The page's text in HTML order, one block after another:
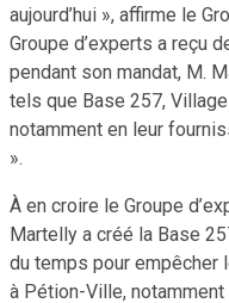
aujourd’hui », affirme le
Groupe d’experts a reçu
pendant son mandat, M.
tels que Base 257,
notamment en leur
».
À en croire le Groupe
Martelly a créé la Base
du temps pour
à Pétion-Ville,